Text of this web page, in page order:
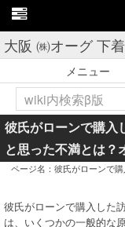
大阪 ㈱オーグ 下
メニュー
彼氏がローンで購入
と思った不満とは？
ページ名：彼氏がローンで
彼氏がローンで購入した
は、いくつかの一般的な